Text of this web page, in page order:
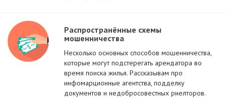
Распространённые схемы
мошенничества
Несколько основных способов мошенничества,
которые могут подстерегать арендатора во
время поиска жилья. Рассказывам про
инфомарционные агентства, подделку
документов и недобросовестных риелторов.